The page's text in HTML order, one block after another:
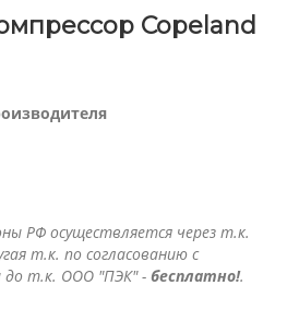
Copeland
РФ осуществляется через т.к.
т.к. по согласованию с
до т.к. ООО "ПЭК" - бесплатно!.